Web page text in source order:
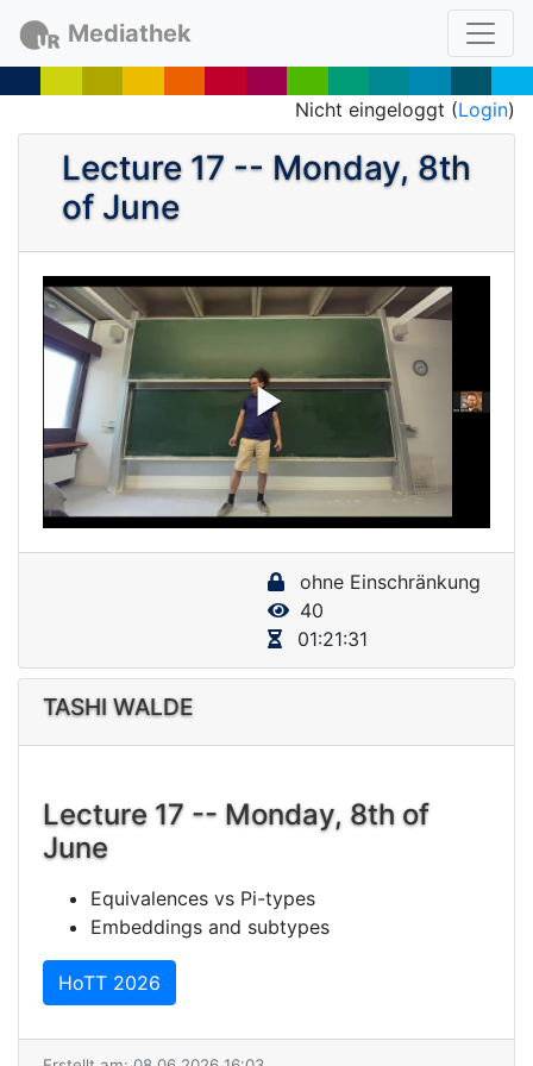
Mediathek
Nicht eingeloggt (Login)
Lecture 17 -- Monday, 8th
of June
P
l
a
V
i
d
o
ohne Einschränkung
40
01:21:31
TASHI WALDE
Lecture 17 -- Monday, 8th of
June
Equivalences vs Pi-types
Embeddings and subtypes
HoTT 2026